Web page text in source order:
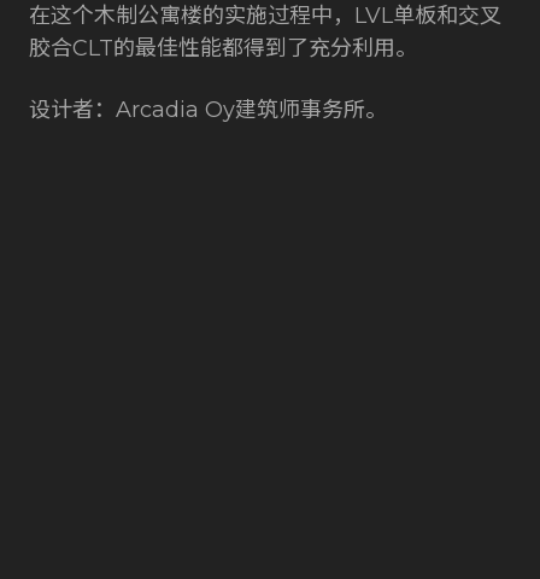
在这个木制公寓楼的实施过程中，LVL单板和交叉
胶合CLT的最佳性能都得到了充分利用。
设计者：Arcadia Oy建筑师事务所。